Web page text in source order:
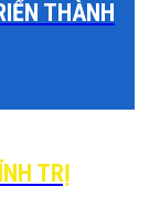
THÀNH
TRỊ